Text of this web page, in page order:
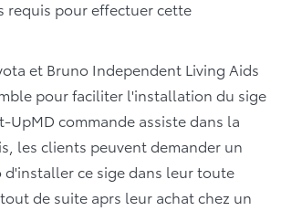
requis pour effectuer cette
et Bruno Independent Living Aids
pour faciliter l'installation du sige
UpMD commande assiste dans la
les clients peuvent demander un
d'installer ce sige dans leur toute
de suite aprs leur achat chez un